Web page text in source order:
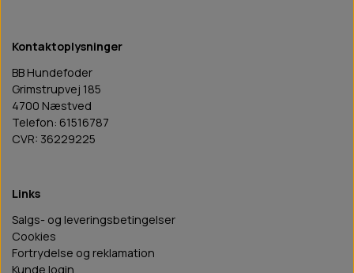
Kontaktoplysninger
BB Hundefoder
Grimstrupvej 185
4700 Næstved
Telefon: 61516787
CVR: 36229225
Links
Salgs- og leveringsbetingelser
Cookies
Fortrydelse og reklamation
Kunde login